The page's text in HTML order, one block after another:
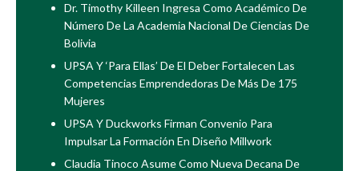
Dr. Timothy Killeen Ingresa Como Académico De
Número De La Academia Nacional De Ciencias De
Bolivia
UPSA Y ‘Para Ellas’ De El Deber Fortalecen Las
Competencias Emprendedoras De Más De 175
Mujeres
UPSA Y Duckworks Firman Convenio Para
Impulsar La Formación En Diseño Millwork
Claudia Tinoco Asume Como Nueva Decana De